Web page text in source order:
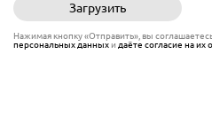
Загрузить
Нажимая кнопку «Отправить», вы
персональных данныхи даёте согласие на их